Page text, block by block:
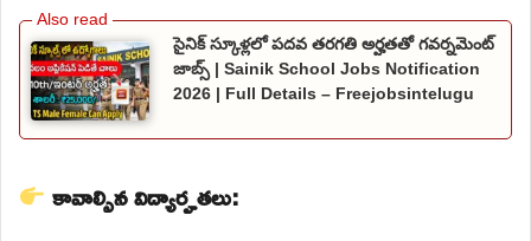
సైనిక్ స్కూళ్లలో పదవ తరగతి అర్హతతో గవర్నమెంట్
జాబ్స్ | Sainik School Jobs Notification
2026 | Full Details – Freejobsintelugu
కావాల్సిన విద్యార్హతలు: